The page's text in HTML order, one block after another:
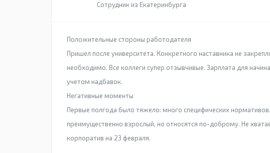
Сотрудник из Екатеринбурга
Положительные стороны работодателя
Пришел после университета. Конкретного наставника не
необходимо. Все коллеги супер отзывчивые. Зарплата для
учетом надбавок.
Негативные моменты
Первые полгода было тяжело: много специфических
преимущественно взрослый, но относятся по-доброму. Не
корпоратив на 23 февраля.